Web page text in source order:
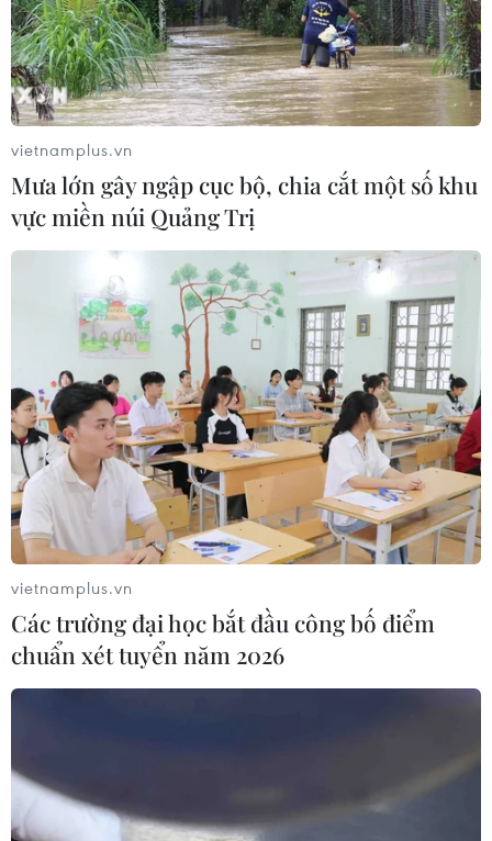
Liban và Israel nối lại đàm phán trực
tiếp về giải giáp Hezbollah
04/08/2026 14:56
Israel và Hội đồng Hòa bình thảo
luận giải giáp vũ khí tại Gaza
04/08/2026 05:06
Iran đề xuất thành lập liên minh an
ninh giữa các nước Hồi giáo trong
khu vực
04/08/2026 03:21
Iran ra điều kiện gì với Mỹ
trước khi mở lại Eo biển Hormuz?
03/08/2026 16:12
Iran tuyên bố chưa đạt đủ điều kiện
để mở lại eo biển Hormuz
Làn sóng người Israel di cư ra nước
ngoài vẫn ở mức kỷ lục
vietnamplus.vn
Mưa lớn gây ngập cục bộ, chia cắt một số khu
vực miền núi Quảng Trị
vietnamplus.vn
Các trường đại học bắt đầu công bố điểm
chuẩn xét tuyển năm 2026